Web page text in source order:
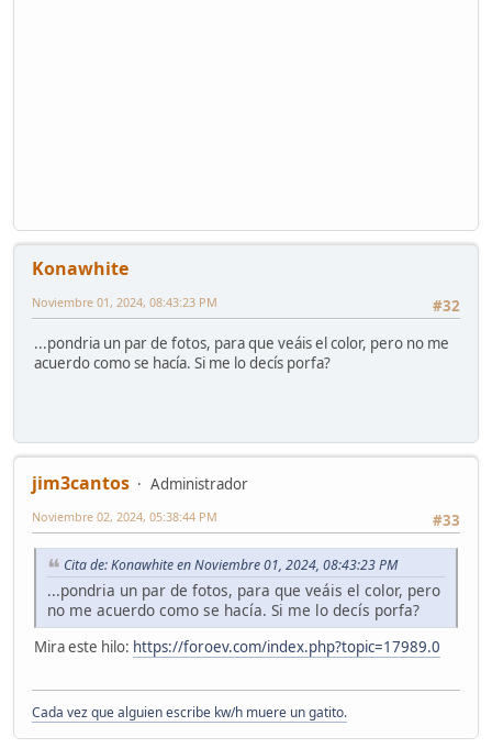
Konawhite
#32
Noviembre 01, 2024, 08:43:23 PM
...pondria un par de fotos, para que veáis el color, pero no me
acuerdo como se hacía. Si me lo decís porfa?
jim3cantos
Administrador
#33
Noviembre 02, 2024, 05:38:44 PM
Cita de: Konawhite en Noviembre 01, 2024, 08:43:23 PM
...pondria un par de fotos, para que veáis el color, pero
no me acuerdo como se hacía. Si me lo decís porfa?
Mira este hilo: https://foroev.com/index.php?topic=17989.0
Cada vez que alguien escribe kw/h muere un gatito.